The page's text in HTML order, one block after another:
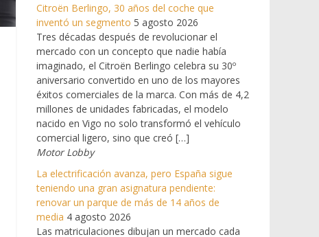
Citroën Berlingo, 30 años del coche que
inventó un segmento 5 agosto 2026
Tres décadas después de revolucionar el
mercado con un concepto que nadie había
imaginado, el Citroën Berlingo celebra su 30º
aniversario convertido en uno de los mayores
éxitos comerciales de la marca. Con más de 4,2
millones de unidades fabricadas, el modelo
nacido en Vigo no solo transformó el vehículo
comercial ligero, sino que creó […]
Motor Lobby
La electrificación avanza, pero España sigue
teniendo una gran asignatura pendiente:
renovar un parque de más de 14 años de
media 4 agosto 2026
Las matriculaciones dibujan un mercado cada